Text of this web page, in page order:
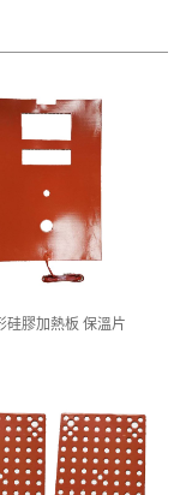
硅膠加熱板 保溫片